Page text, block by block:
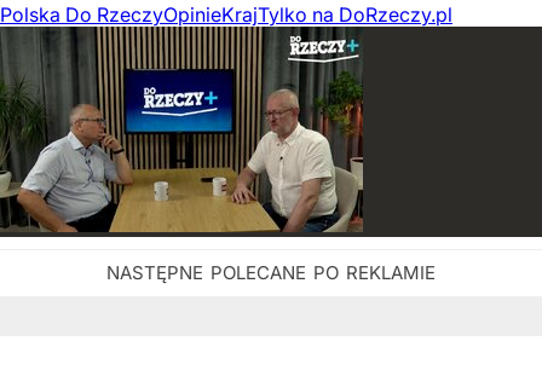
Polska Do RzeczyOpinieKrajTylko na DoRzeczy.pl